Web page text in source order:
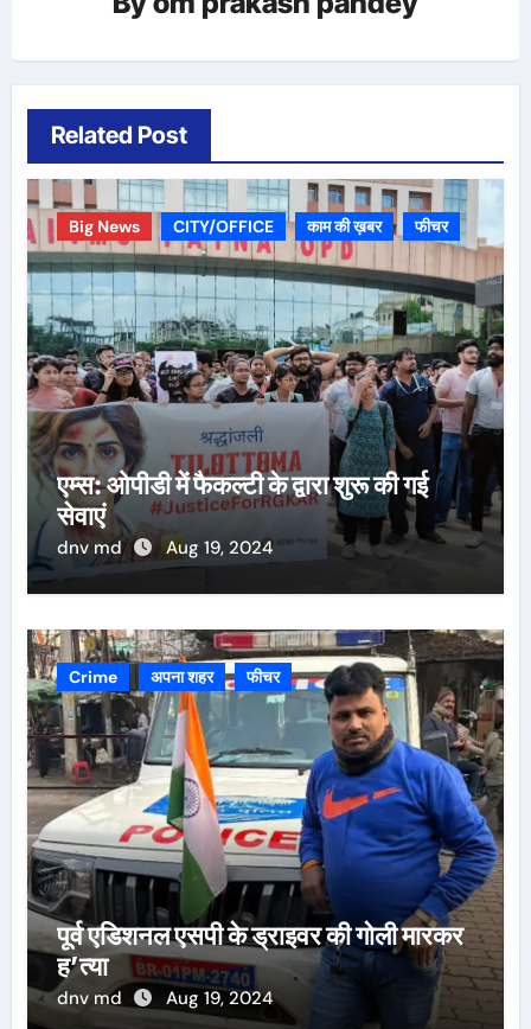
Related Post
Big News CITY/OFFICE काम की ख़बर फीचर
एम्स: ओपीडी में फैकल्टी के द्वारा शुरू की गई
सेवाएं
dnv md Aug 19, 2024
Crime अपना शहर फीचर
पूर्व एडिशनल एसपी के ड्राइवर की गोली मारकर
ह’त्या
dnv md Aug 19, 2024